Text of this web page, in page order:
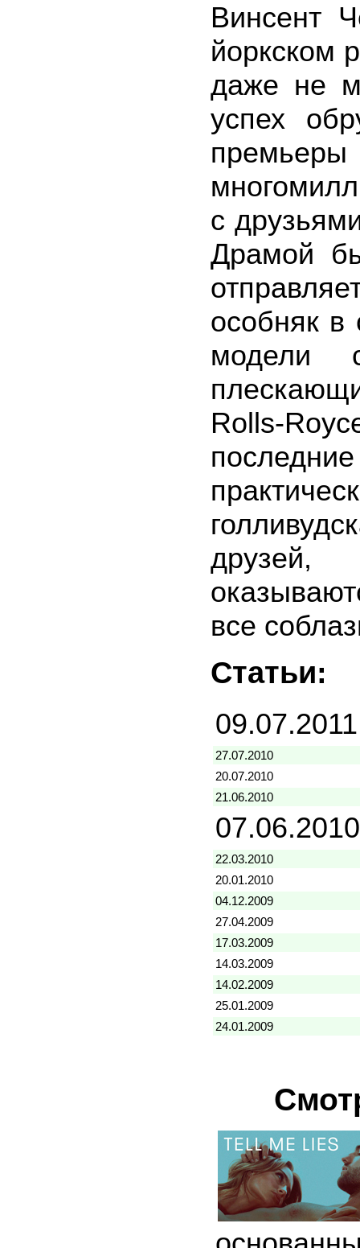
Винсент
йоркском
даже не
успех
с
Драмой
особняк
модели
Rolls-
друзей,
все
Статьи:
09.07.2011
27.07.2010
20.07.2010
21.06.2010
07.06.2010
22.03.2010
20.01.2010
04.12.2009
27.04.2009
17.03.2009
14.03.2009
14.02.2009
25.01.2009
24.01.2009